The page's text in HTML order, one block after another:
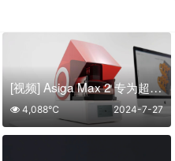
[视频] Asiga Max 2 专为超越而打造
2024-7-27
4,088℃